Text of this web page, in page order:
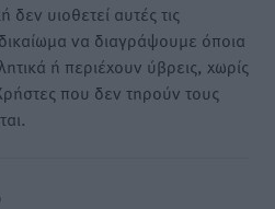
υιοθετεί αυτές τις
να διαγράψουμε όποια
ή περιέχουν ύβρεις, χωρίς
που δεν τηρούν τους